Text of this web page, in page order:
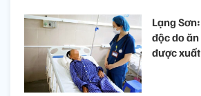
Lạng
độc do
được